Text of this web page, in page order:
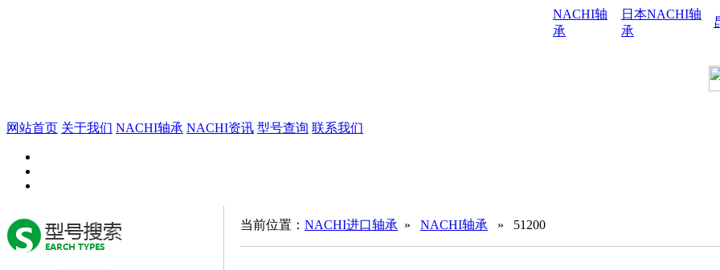
NACHI轴
承
日本NACHI轴
承
网站首页 关于我们 NACHI轴承 NACHI资讯 型号查询 联系我们
当前位置： NACHI进口轴承 » NACHI轴承 » 51200